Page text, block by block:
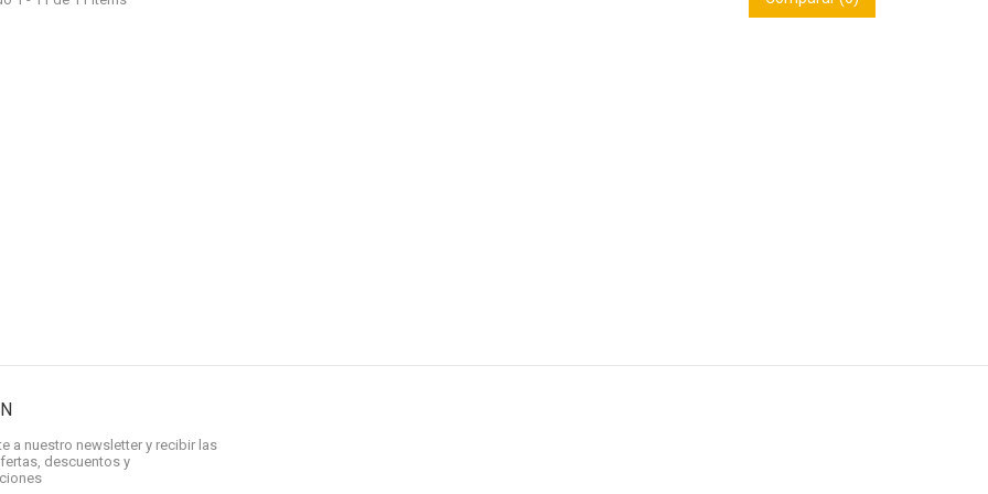
a nuestro newsletter y recibir las
descuentos y